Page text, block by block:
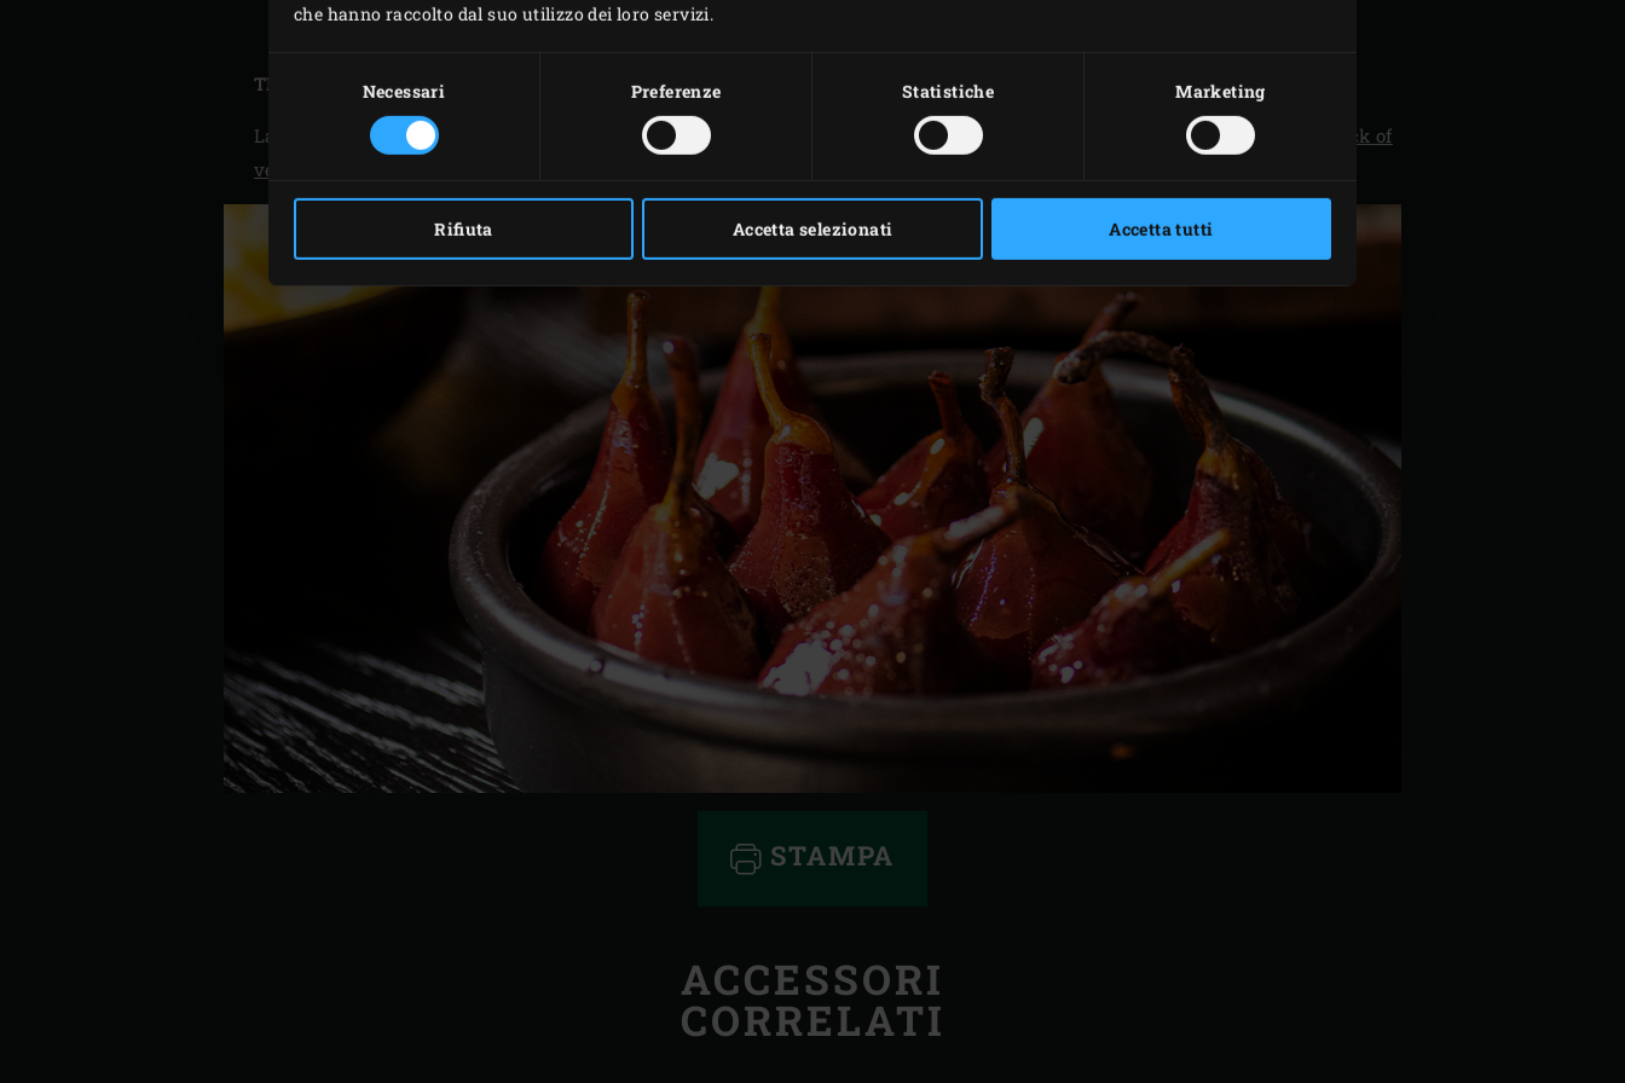
che hanno raccolto dal suo utilizzo dei loro servizi.
del
Necessari Preferenze Statistiche Marketing
Rifiuta Accetta selezionati Accetta tutti
TIP
La combinazione deliziosa con queste pere stufate potrebbe essere un Carrè di cervo con funghi e composta di mirtilli (
Rack of
venison with mushrooms and cranberry compote
STAMPA
ACCESSORI
CORRELATI